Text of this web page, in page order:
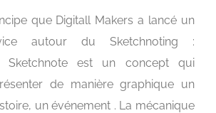
que Digitall Makers a lancé un
autour du Sketchnoting :
Sketchnote est un concept qui
de manière graphique un
un événement . La mécanique